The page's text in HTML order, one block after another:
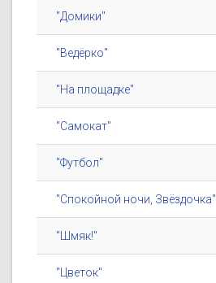
"Домики"
"Ведёрко"
"На площадке"
"Самокат"
"Футбол"
"Спокойной ночи, Звёздочка"
"Шмяк!"
"Цветок"